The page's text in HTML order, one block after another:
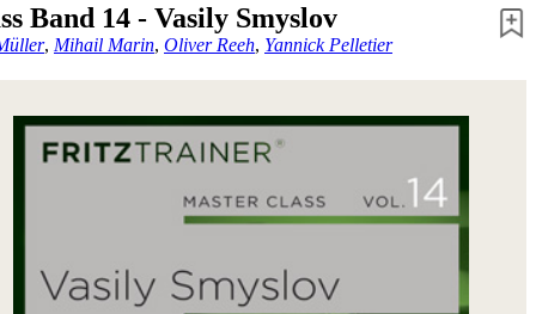
Band 14 - Vasily Smyslov
, Mihail Marin, Oliver Reeh, Yannick Pelletier